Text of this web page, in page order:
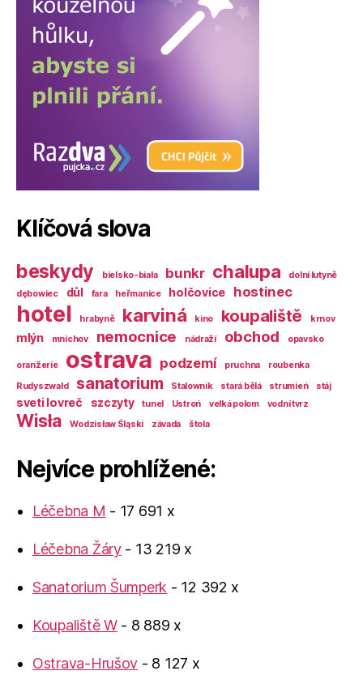
Klíčová slova
beskydy bielsko-biała bunkr chalupa
dolní lutyně
dębowiec
důl fara heřmanice holčovice hostinec
hotel hrabyně karviná kino koupaliště krnov
mlýn mnichov nemocnice nádraží obchod opavsko
oranžerie ostrava podzemí pruchna
roubenka
Rudyszwałd
sanatorium Stalownik stará bělá strumień stáj
sveti lovreč szczyty tunel Ustroń velká polom vodní tvrz
Wisła Wodzisław Śląski závada štola
Nejvíce prohlížené:
Léčebna M - 17 691 x
Léčebna Žáry- 13 219 x
Sanatorium Šumperk - 12 392 x
Koupaliště W- 8 889 x
Ostrava-Hrušov - 8 127 x